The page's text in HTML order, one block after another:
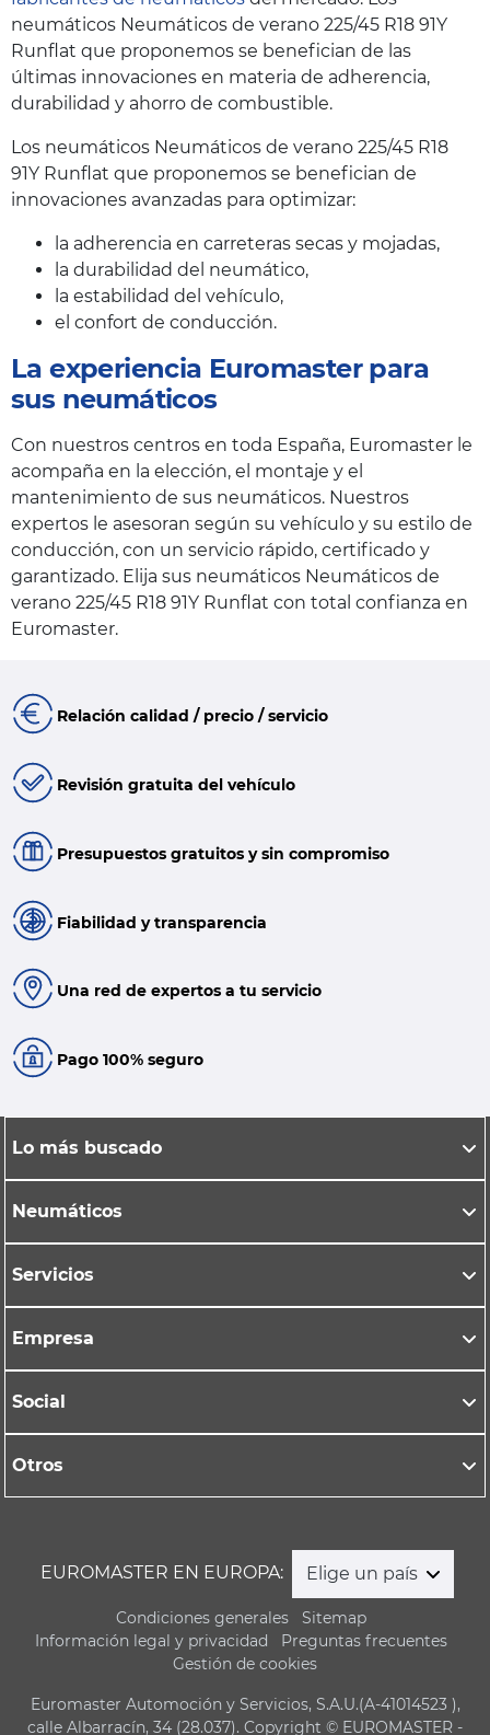
neumáticos Neumáticos de verano 225/45 R18 91Y
Runflat que proponemos se benefician de las
últimas innovaciones en materia de adherencia,
durabilidad y ahorro de combustible.
Los neumáticos Neumáticos de verano 225/45 R18
91Y Runflat que proponemos se benefician de
innovaciones avanzadas para optimizar:
la adherencia en carreteras secas y mojadas,
la durabilidad del neumático,
la estabilidad del vehículo,
el confort de conducción.
La experiencia Euromaster para
sus neumáticos
Con nuestros centros en toda España, Euromaster le
acompaña en la elección, el montaje y el
mantenimiento de sus neumáticos. Nuestros
expertos le asesoran según su vehículo y su estilo de
conducción, con un servicio rápido, certificado y
garantizado. Elija sus neumáticos Neumáticos de
verano 225/45 R18 91Y Runflat con total confianza en
Euromaster.
Relación calidad / precio / servicio
Revisión gratuita del vehículo
Presupuestos gratuitos y sin compromiso
Fiabilidad y transparencia
Una red de expertos a tu servicio
Pago 100% seguro
Lo más buscado
Neumáticos
Servicios
Empresa
Social
Otros
EUROMASTER EN EUROPA: Elige un país
Condiciones generales
Sitemap
Información legal y privacidad
Preguntas frecuentes
Gestión de cookies
Euromaster Automoción y Servicios, S.A.U.(A-41014523 ),
calle Albarracín, 34 (28.037). Copyright © EUROMASTER -